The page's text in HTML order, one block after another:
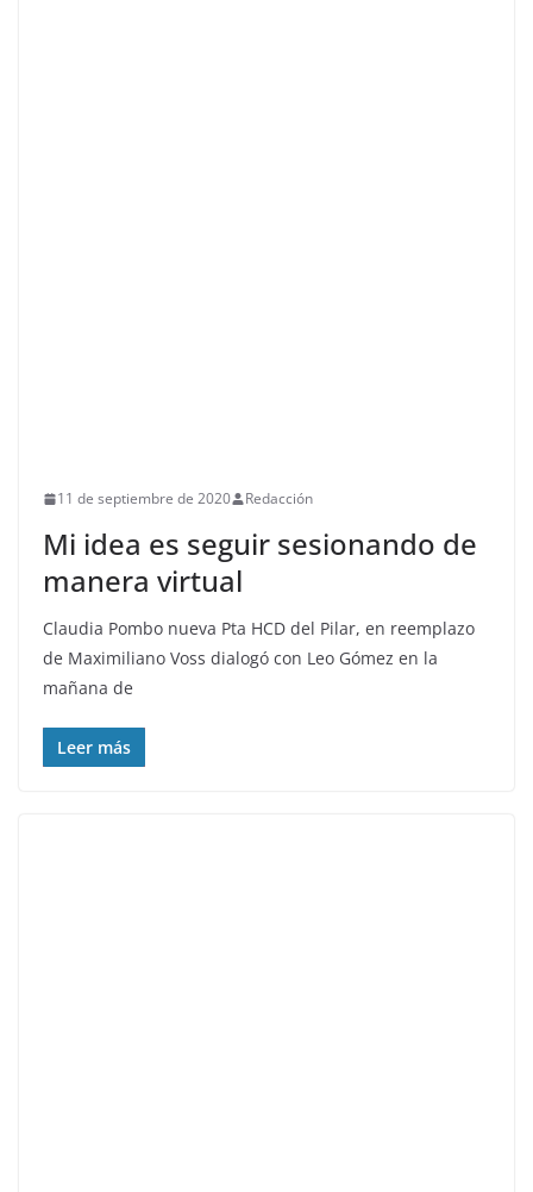
11 de septiembre de 2020 Redacción
Mi idea es seguir sesionando de
manera virtual
Claudia Pombo nueva Pta HCD del Pilar, en reemplazo
de Maximiliano Voss dialogó con Leo Gómez en la
mañana de
Leer más